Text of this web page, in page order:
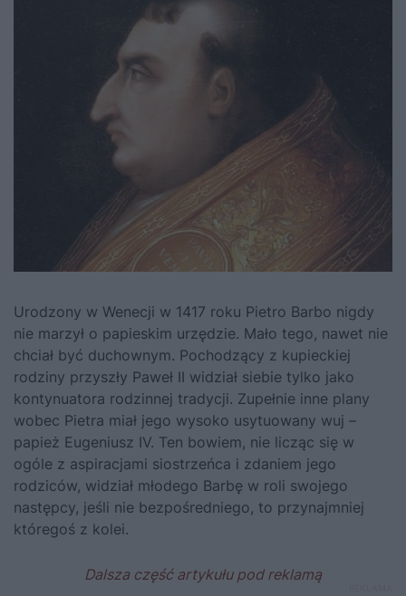
Urodzony w Wenecji w 1417 roku Pietro Barbo nigdy
nie marzył o papieskim urzędzie. Mało tego, nawet nie
chciał być duchownym. Pochodzący z kupieckiej
rodziny przyszły Paweł II widział siebie tylko jako
kontynuatora rodzinnej tradycji. Zupełnie inne plany
wobec Pietra miał jego wysoko usytuowany wuj –
papież Eugeniusz IV. Ten bowiem, nie licząc się w
ogóle z aspiracjami siostrzeńca i zdaniem jego
rodziców, widział młodego Barbę w roli swojego
następcy, jeśli nie bezpośredniego, to przynajmniej
któregoś z kolei.